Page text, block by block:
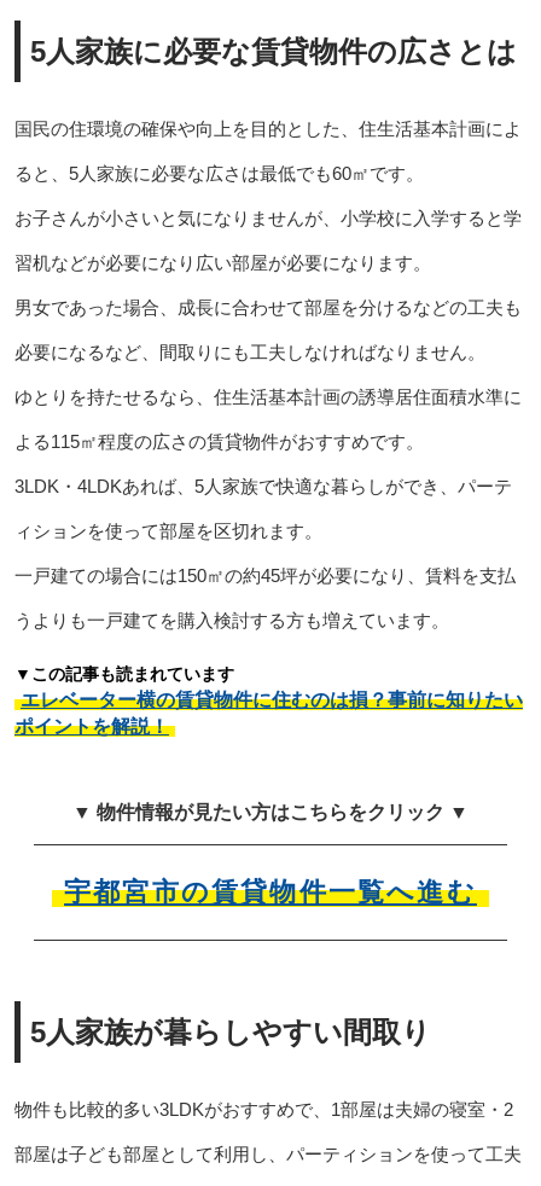
5人家族に必要な賃貸物件の広さとは
国民の住環境の確保や向上を目的とした、住生活基本計画によ
ると、5人家族に必要な広さは最低でも60㎡です。
お子さんが小さいと気になりませんが、小学校に入学すると学
習机などが必要になり広い部屋が必要になります。
男女であった場合、成長に合わせて部屋を分けるなどの工夫も
必要になるなど、間取りにも工夫しなければなりません。
ゆとりを持たせるなら、住生活基本計画の誘導居住面積水準に
よる115㎡程度の広さの賃貸物件がおすすめです。
3LDK・4LDKあれば、5人家族で快適な暮らしができ、パーテ
ィションを使って部屋を区切れます。
一戸建ての場合には150㎡の約45坪が必要になり、賃料を支払
うよりも一戸建てを購入検討する方も増えています。
▼この記事も読まれています
エレベーター横の賃貸物件に住むのは損？事前に知りたい
ポイントを解説！
▼ 物件情報が見たい方はこちらをクリック ▼
宇都宮市の賃貸物件一覧へ進む
5人家族が暮らしやすい間取り
物件も比較的多い3LDKがおすすめで、1部屋は夫婦の寝室・2
部屋は子ども部屋として利用し、パーティションを使って工夫